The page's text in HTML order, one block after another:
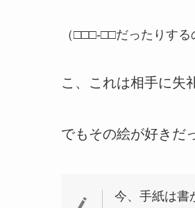
（□□□-□□だったりする
こ、これは相手に失
でもその絵が好きだ
今、手紙は書